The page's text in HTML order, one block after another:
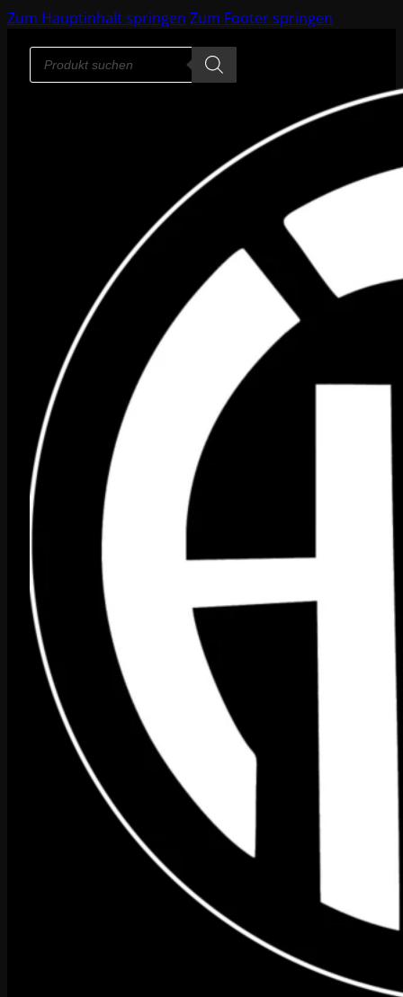
Zum Hauptinhalt springen Zum Footer springen
Products
search